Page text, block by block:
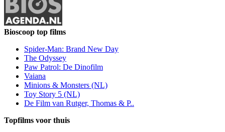
Bioscoop top films
Spider-Man: Brand New Day
The Odyssey
Paw Patrol: De Dinofilm
Vaiana
Minions & Monsters (NL)
Toy Story 5 (NL)
De Film van Rutger, Thomas & P..
Topfilms voor thuis